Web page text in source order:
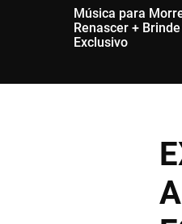
Música para
Renascer + Brinde
Exclusivo